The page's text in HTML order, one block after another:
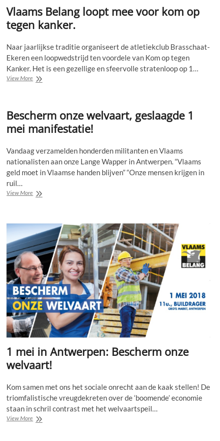
Vlaams Belang loopt mee voor kom op
tegen kanker.
Naar jaarlijkse traditie organiseert de atletiekclub Brasschaat-
Ekeren een loopwedstrijd ten voordele van Kom op tegen
Kanker. Het is een gezellige en sfeervolle stratenloop op 1…
View MoreVlaams
voor
kom
op
kanker.
Bescherm onze welvaart, geslaagde 1
mei manifestatie!
Vandaag verzamelden honderden militanten en Vlaams
nationalisten aan onze Lange Wapper in Antwerpen. “Vlaams
geld moet in Vlaamse handen blijven” “Onze mensen krijgen in
ruil…
View MoreBescherm
1
mei
manifestatie!
1 mei in Antwerpen: Bescherm onze
welvaart!
Kom samen met ons het sociale onrecht aan de kaak stellen! De
triomfalistische vreugdekreten over de ‘boomende’ economie
staan in schril contrast met het welvaartspeil…
View More1